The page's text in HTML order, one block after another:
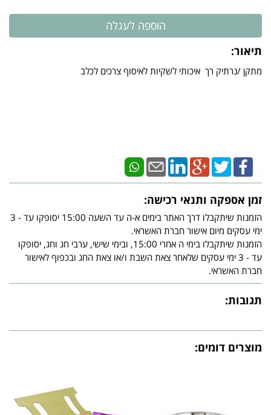
תיאור:
מתקן /נרתיק רך איכותי לשקיות לאיסוף צרכים לכלב
זמן אספקה ותנאי רכישה:
הזמנות שיתקבלו דרך האתר בימים א-ה עד השעה 15:00 יסופקו עד - 3
ימי עסקים מיום אישור חברת האשראי.
הזמנות שיתקבלו בימי ה אחרי 15:00, ובימי שישי, ערבי חג וחג, יסופקו
עד - 3 ימי עסקים שלאחר צאת השבת ו/או צאת החג ובכפוף לאישור
חברת האשראי.
תגובות:
מוצרים דומים: